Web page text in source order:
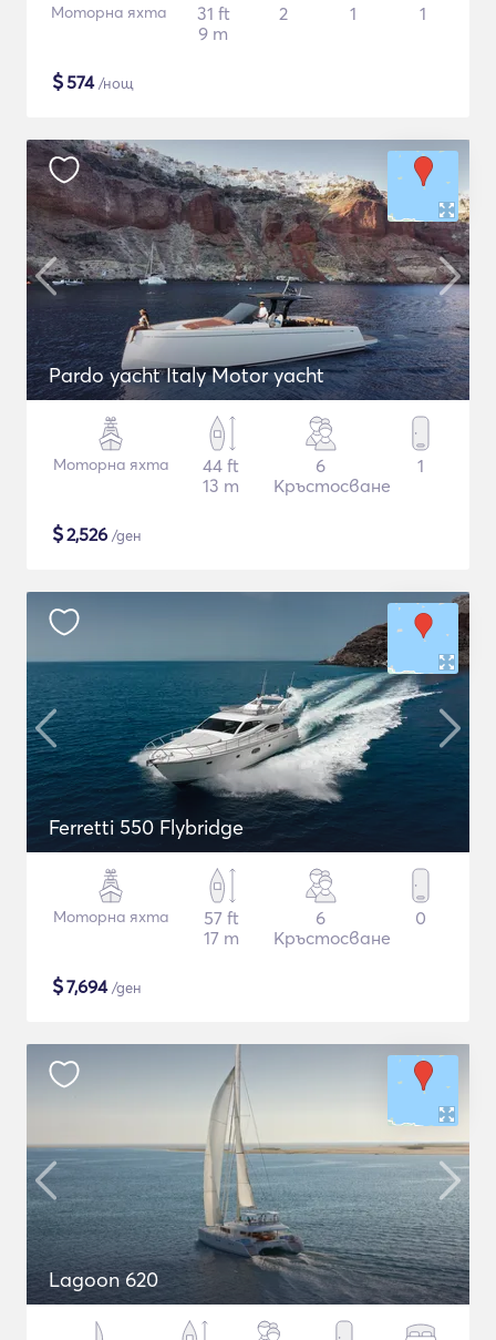
Моторна яхта
31 ft
9 m
2 1 1
$574/нощ
Pardo yacht Italy Motor yacht
Моторна яхта
44 ft
13 m
6
Кръстосване
1
$2,526 /ден
Ferretti 550 Flybridge
Моторна яхта
57 ft
17 m
6
Кръстосване
0
$7,694/ден
Lagoon 620